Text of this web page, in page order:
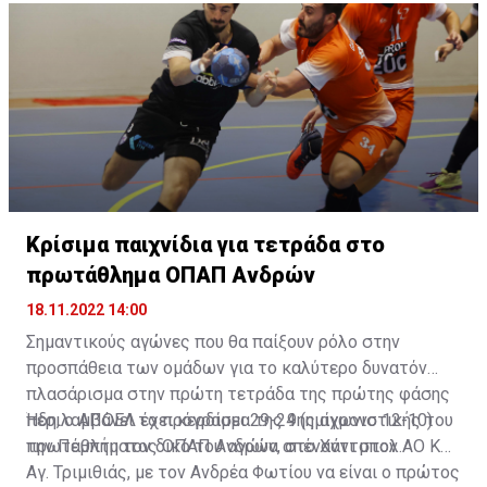
Κρίσιμα παιχνίδια για τετράδα στο
πρωτάθλημα ΟΠΑΠ Ανδρών
18.11.2022 14:00
Σημαντικούς αγώνες που θα παίξουν ρόλο στην
προσπάθεια των ομάδων για το καλύτερο δυνατόν
πλασάρισμα στην πρώτη τετράδα της πρώτης φάσης
περιλαμβάνει το πρόγραμμα της 9ης αγωνιστικής του
πρωταθλήματος ΟΠΑΠ Ανδρών, στο Χάντμπολ.
Ήδη, ο ΑΠΟΕΛ έχει κερδίσει 29-24 (ημίχρονο 12-10)
την Πέμπτη τον δικό του αγώνα απέναντι στον ΑΟ ΚΝ
Αγ. Τριμιθιάς, με τον Ανδρέα Φωτίου να είναι ο πρώτος